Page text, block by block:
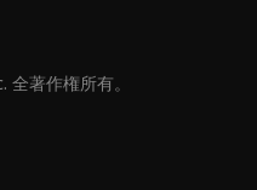
著作権所有。